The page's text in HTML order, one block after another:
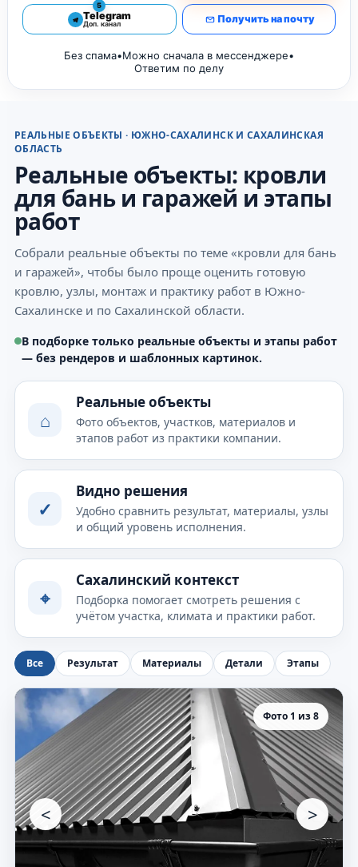
5
Telegram
Доп. канал Получить на почту
Без спама•Можно сначала в мессенджере•
Ответим по делу
РЕАЛЬНЫЕ ОБЪЕКТЫ · ЮЖНО-САХАЛИНСК И САХАЛИНСКАЯ
ОБЛАСТЬ
Реальные объекты: кровли
для бань и гаражей и этапы
работ
Собрали реальные объекты по теме «кровли для бань
и гаражей», чтобы было проще оценить готовую
кровлю, узлы, монтаж и практику работ в Южно-
Сахалинске и по Сахалинской области.
В подборке только реальные объекты и этапы работ
— без рендеров и шаблонных картинок.
⌂
Реальные объекты
Фото объектов, участков, материалов и
этапов работ из практики компании.
✓
Видно решения
Удобно сравнить результат, материалы, узлы
и общий уровень исполнения.
⌖
Сахалинский контекст
Подборка помогает смотреть решения с
учётом участка, климата и практики работ.
Все Результат Материалы Детали Этапы
Фото 1 из 8
< >